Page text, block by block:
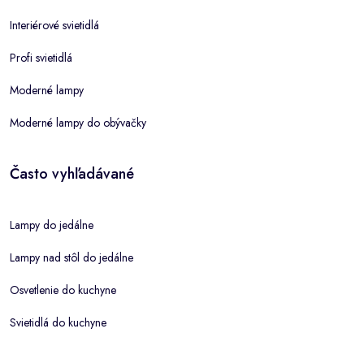
Interiérové svietidlá
Profi svietidlá
Moderné lampy
Moderné lampy do obývačky
Často vyhľadávané
Lampy do jedálne
Lampy nad stôl do jedálne
Osvetlenie do kuchyne
Svietidlá do kuchyne